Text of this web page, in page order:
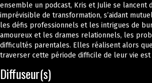
ensemble un podcast, Kris et Julie se lancent
imprévisible de transformation, s’aidant
les défis professionnels et les intrigues de
amoureux et les drames relationnels, les
difficultés parentales. Elles réalisent alors
traverser cette période difficile de leur vie
Diffuseur(s)